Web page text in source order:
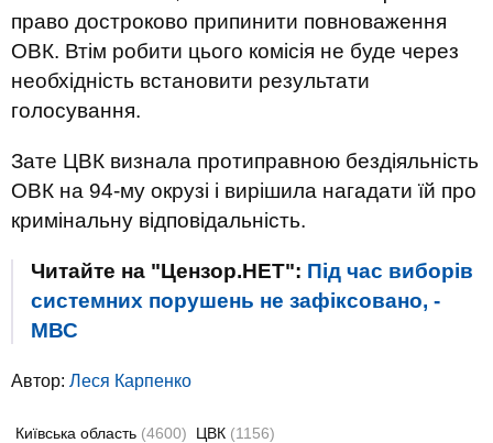
право достроково припинити повноваження
ОВК. Втім робити цього комісія не буде через
необхідність встановити результати
голосування.
Зате ЦВК визнала протиправною бездіяльність
ОВК на 94-му окрузі і вирішила нагадати їй про
кримінальну відповідальність.
Читайте на "Цензор.НЕТ": Під час виборів
системних порушень не зафіксовано, -
МВС
Автор: Леся Карпенко
Київська область (4600) ЦВК (1156)